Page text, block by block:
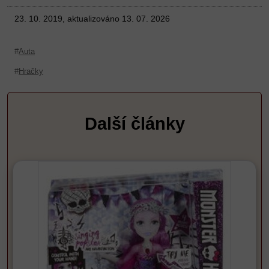
do dalších zemí jako je Čína,
Rusko, Indie, Ukrajina a Bosna v
Novém Zélandu ve městě
technologií a tak například
parkovací asistent v roce 2011
Utahu rychlosti 365 km h
Octavia se dočkala také
speciální verze, kterou ale není
možné běžně zakoupit jedná se
o model Long speciálně
upravený pro vládní flotilu
Skladba a funkčnost: vůz české
automobilky v tmavě modré
barvě sportovní řady VRS kola
přední nápravy lze natáčet
pomocí volantu pod otevírací
lokomotiva sestávala z cca 5000
Plzeň lokomotivy řady 52 byly v
Československu populární. Zde
pro obsluhu zajímavé bylo
technické řešení připojeného
tendru, které umožňovalo jízdu
plnou rychlostí vzad s
příchodem dieslových lokomotiv
řada 52 postupně zastarala a
poslední kus byl vyroben v roce
1950 nejdéle zůstaly ve službě,
a to až do 80. let lokomotivy v
Turecku na starších tratích v
23. 10. 2019, aktualizováno 13. 07. 2026
Auta
Hračky
Další články